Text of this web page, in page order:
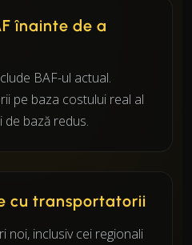
înainte de a
BAF-ul actual.
pe baza costului real al
de bază redus.
cu transportatorii
noi, inclusiv cei regionali